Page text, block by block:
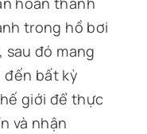
trong hồ bơi
đó mang
đến bất kỳ
giới để thực
và nhận